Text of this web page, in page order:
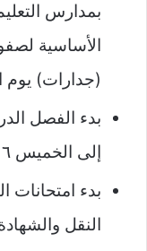
بمدارس
الأساسية
(جدارات) يوم الثلاثاء ٩
إلى الخميس ٦ يونيو ٢٠٢٤.
بدء
النقل والشهادة